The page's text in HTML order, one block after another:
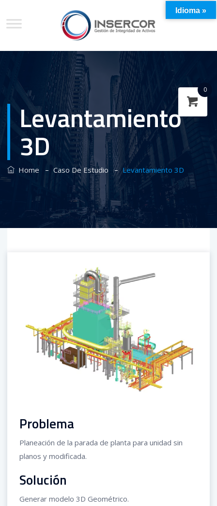
Levantamiento
3D
Home – Caso De Estudio –Levantamiento 3D
Problema
Planeación de la parada de planta para unidad sin
planos y modificada.
Solución
Generar modelo 3D Geométrico.
Idioma »
0